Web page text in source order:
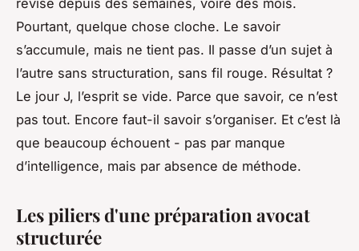
révise depuis des semaines, voire des mois.
Pourtant, quelque chose cloche. Le savoir
s’accumule, mais ne tient pas. Il passe d’un sujet à
l’autre sans structuration, sans fil rouge. Résultat ?
Le jour J, l’esprit se vide. Parce que savoir, ce n’est
pas tout. Encore faut-il savoir s’organiser. Et c’est là
que beaucoup échouent - pas par manque
d’intelligence, mais par absence de méthode.
Les piliers d'une préparation avocat
structurée